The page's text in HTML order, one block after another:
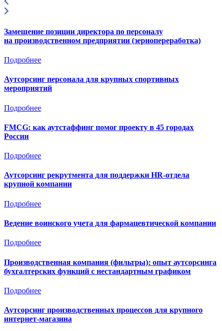
Замещение позиции директора по персоналу
на производственном предприятии (зернопереработка)
Подробнее
Аутсорсинг персонала для крупных спортивных
мероприятий
Подробнее
FMCG: как аутстаффинг помог проекту в 45 городах
России
Подробнее
Аутсорсинг рекрутмента для поддержки HR-отдела
крупной компании
Подробнее
Ведение воинского учета для фармацевтической компании
Подробнее
Производственная компания (фильтры): опыт аутсорсинга
бухгалтерских функций с нестандартным графиком
Подробнее
Аутсорсинг производственных процессов для крупного
интернет-магазина